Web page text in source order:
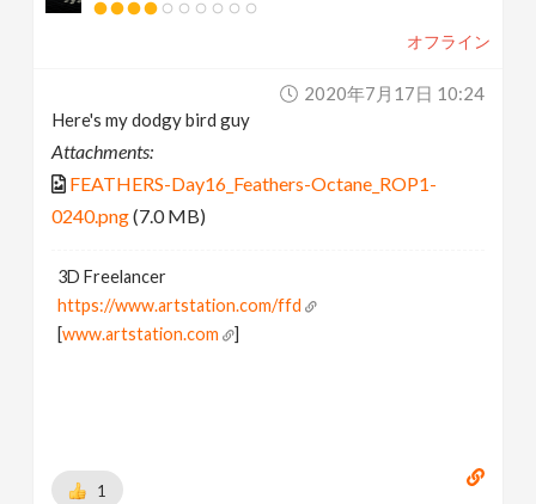
オフライン
2020年7月17日 10:24
Here's my dodgy bird guy
Attachments:
FEATHERS-Day16_Feathers-Octane_ROP1-
0240.png(7.0 MB)
3D Freelancer
https://www.artstation.com/ffd
[www.artstation.com ]
1